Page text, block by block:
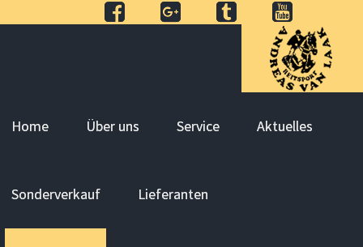
Home Über uns Service Aktuelles
Sonderverkauf Lieferanten